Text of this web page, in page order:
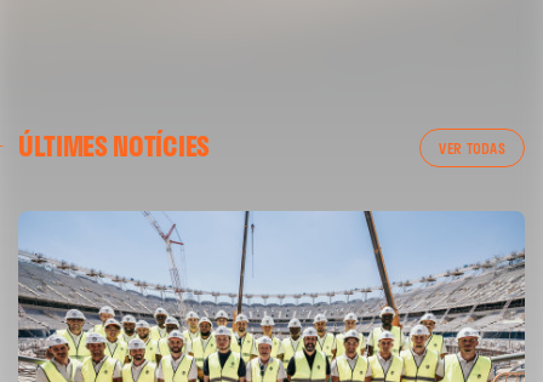
ÚLTIMES NOTÍCIES VER TODAS